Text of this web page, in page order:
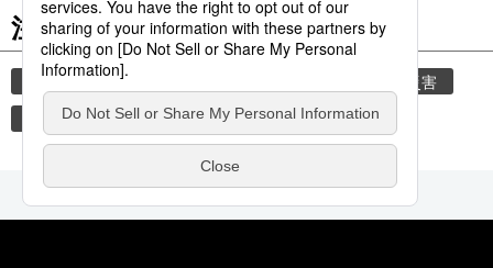
注目のキーワード
共同通信ニュース
災害
津波 熊本 熊本地震 観光